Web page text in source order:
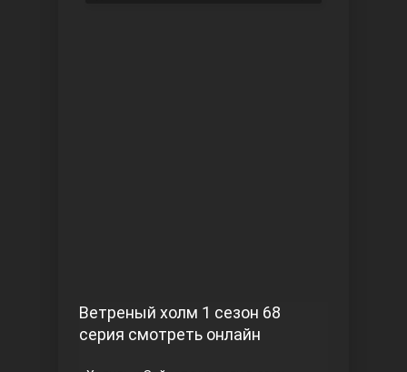
Ветреный холм 1 сезон 68
серия смотреть онлайн